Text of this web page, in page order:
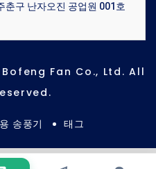
춘구 난자오진 공업원 001호
Fan Co., Ltd. All
송풍기 태그